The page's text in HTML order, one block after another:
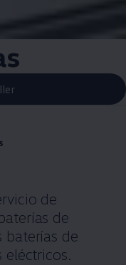
de
baterías de
baterías de
eléctricos.